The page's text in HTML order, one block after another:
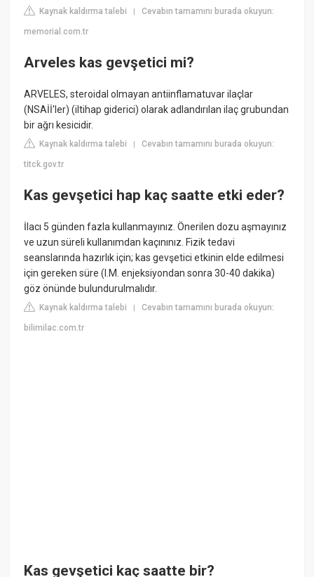
Kaynak kaldırma talebi |Cevabın tamamını burada okuyun:
memorial.com.tr
Arveles kas gevşetici mi?
ARVELES, steroidal olmayan antiinflamatuvar ilaçlar
(NSAİİ'ler) (iltihap giderici) olarak adlandırılan ilaç grubundan
bir ağrı kesicidir.
Kaynak kaldırma talebi |Cevabın tamamını burada okuyun:
titck.gov.tr
Kas gevşetici hap kaç saatte etki eder?
İlacı 5 günden fazla kullanmayınız. Önerilen dozu aşmayınız
ve uzun süreli kullanımdan kaçınınız. Fizik tedavi
seanslarında hazırlık için; kas gevşetici etkinin elde edilmesi
için gereken süre (I.M. enjeksiyondan sonra 30-40 dakika)
göz önünde bulundurulmalıdır.
Kaynak kaldırma talebi |Cevabın tamamını burada okuyun:
bilimilac.com.tr
Kas gevşetici kaç saatte bir?